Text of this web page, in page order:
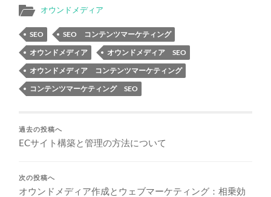
オウンドメディア
SEO
SEO コンテンツマーケティング
オウンドメディア
オウンドメディア SEO
オウンドメディア コンテンツマーケティング
コンテンツマーケティング SEO
過去の投稿へ
ECサイト構築と管理の方法について
次の投稿へ
オウンドメディア作成とウェブマーケティング：相乗効